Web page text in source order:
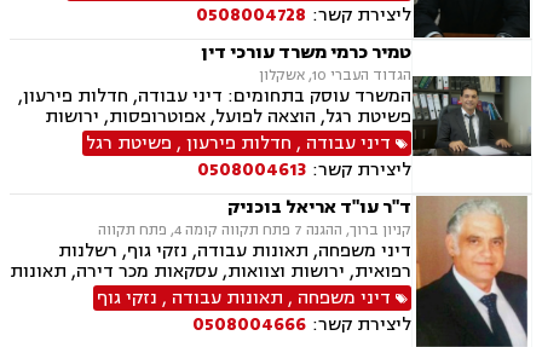
ליצירת קשר: 0508004728
טמיר כרמי משרד עורכי דין
הגדוד העברי 10, אשקלון
המשרד עוסק בתחומים: דיני עבודה, חדלות פירעון,
פשיטת רגל, הוצאה לפועל, אפוטרופסות, ירושות
וצוואות, ליטיגציה, משפט אזרחי , נדל"ן, עסקאות
מכר דירה, פינוי מושכר, פירוקים והקפאות הליכים,
רישוי עסקים, רשויות מקומיות, תכנון ובניה, דיני
מקרקעין
דיני עבודה , חדלות פירעון, פשיטת רגל
ליצירת קשר: 0508004613
ד"ר עו"ד אריאל בוכניק
קניון ברוך, ההגנה 7 פתח תקווה קומה 4, פתח תקווה
דיני משפחה, תאונות עבודה, נזקי גוף, רשלנות
רפואית, ירושות וצוואות, עסקאות מכר דירה, תאונות
עקב רשלנות, דיני עבודה, אבדן כושר עבודה, פינוי
בינוי, דיני מקרקעין, פשיטת רגל, חדלות פרעון,
תעבורה
דיני משפחה , תאונות עבודה , נזקי גוף
ליצירת קשר: 0508004666